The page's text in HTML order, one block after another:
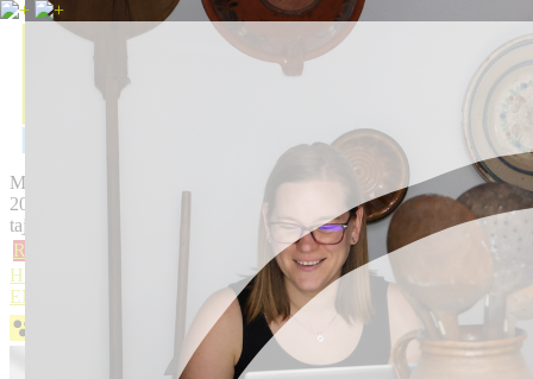
Magyarországi Tájházak Központi igazgatósága
2000 Szentendre, Sztaravodai út 75.
tajhazigazgatosag@skanzen.hu
Rólunk
Tájházi-adatbázis Tudástár Pályázatok
HUN
ENG